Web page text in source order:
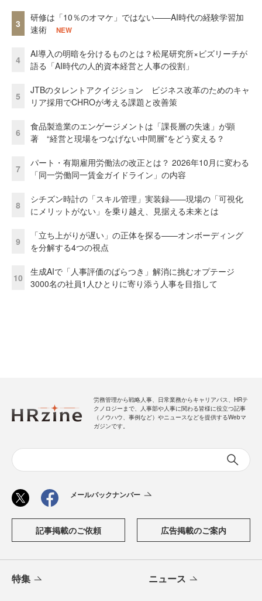
3
研修は「10％のオマケ」ではない——AI時代の経験学習加
速術
NEW
4
AI導入の明暗を分けるものとは？松尾研究所×ビズリーチが
語る「AI時代の人的資本経営と人事の役割」
5
JTBのタレントアクイジション ビジネス改革のためのキャ
リア採用でCHROが考える課題と改善策
6
食品製造業のエンゲージメントは「課長層の失速」が顕
著 “経営と現場をつなげない中間層”をどう変える？
7
パート・有期雇用労働法の改正とは？ 2026年10月に変わる
「同一労働同一賃金ガイドライン」の内容
8
シチズン時計の「スキル管理」実装録——現場の「可視化
にメリットがない」を乗り越え、見据える未来とは
9
「立ち上がりが遅い」の正体を探る——オンボーディング
を分解する4つの視点
10
生成AIで「人事評価のばらつき」解消に挑むオプテージ
3000名の社員1人ひとりに寄り添う人事を目指して
労務管理から戦略人事、日常業務からキャリアパス、HRテ
クノロジーまで、人事部や人事に関わる皆様に役立つ記事
（ノウハウ、事例など）やニュースなどを提供するWebマ
ガジンです。
メールバックナンバー
記事掲載のご依頼 広告掲載のご案内
特集 ニュース